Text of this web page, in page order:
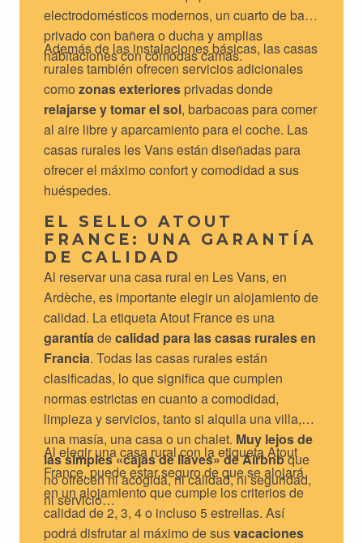
electrodomésticos modernos, un cuarto de baño
privado con bañera o ducha y amplias
habitaciones con cómodas camas.
Además de las instalaciones básicas, las casas
rurales también ofrecen servicios adicionales
como zonas exteriores privadas donde
relajarse y tomar el sol, barbacoas para comer
al aire libre y aparcamiento para el coche. Las
casas rurales les Vans están diseñadas para
ofrecer el máximo confort y comodidad a sus
huéspedes.
EL SELLO ATOUT
FRANCE: UNA GARANTÍA
DE CALIDAD
Al reservar una casa rural en Les Vans, en
Ardèche, es importante elegir un alojamiento de
calidad. La etiqueta Atout France es una
garantíadecalidad para las casas rurales en
Francia. Todas las casas rurales están
clasificadas, lo que significa que cumplen
normas estrictas en cuanto a comodidad,
limpieza y servicios, tanto si alquila una villa,
una masía, una casa o un chalet. Muy lejos de
las simples «cajas de llaves» de Airbnbque
no ofrecen ni acogida, ni calidad, ni seguridad,
ni servicio…
Al elegir una casa rural con la etiqueta Atout
France, puede estar seguro de que se alojará
en un alojamiento que cumple los criterios de
calidad de 2, 3, 4 o incluso 5 estrellas. Así
podrá disfrutar al máximo de susvacaciones